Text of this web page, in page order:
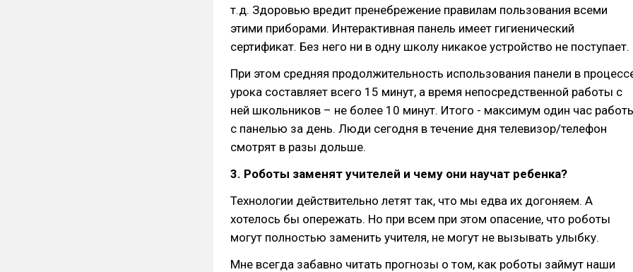
т.д. Здоровью вредит пренебрежение правилам пользования всеми
этими приборами. Интерактивная панель имеет гигиенический
сертификат. Без него ни в одну школу никакое устройство не поступает.
При этом средняя продолжительность использования панели в
урока составляет всего 15 минут, а время непосредственной работы с
ней школьников – не более 10 минут. Итого - максимум один час
с панелью за день. Люди сегодня в течение дня телевизор/телефон
смотрят в разы дольше.
3. Роботы заменят учителей и чему они научат ребенка?
Технологии действительно летят так, что мы едва их догоняем. А
хотелось бы опережать. Но при всем при этом опасение, что роботы
могут полностью заменить учителя, не могут не вызывать улыбку.
Мне всегда забавно читать прогнозы о том, как роботы займут наши